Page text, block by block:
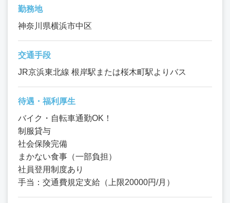
勤務地
神奈川県横浜市中区
交通手段
JR京浜東北線 根岸駅または桜木町駅よりバス
待遇・福利厚生
バイク・自転車通勤OK！
制服貸与
社会保険完備
まかない食事（一部負担）
社員登用制度あり
手当：交通費規定支給（上限20000円/月）